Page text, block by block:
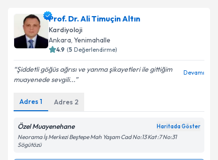
Prof. Dr. Ali Timuçin Altın
Kardiyoloji
Ankara, Yenimahalle
4.9 (5 Değerlendirme)
Şiddetli göğüs ağrısı ve yanma şikayetleri ile gittiğim
muayenede sevgili...
Devamı
Adres 1 Adres 2
Özel Muayenehane Haritada Göster
Neorama İş Merkezi Beştepe Mah Yaşam Cad No:13 Kat :7 No:31
Sögütözü